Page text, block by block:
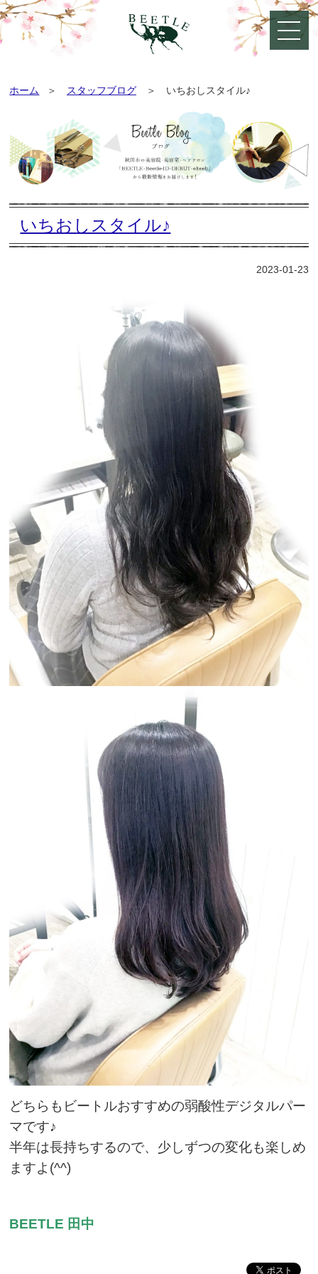
ホーム スタッフブログ いちおしスタイル♪
いちおしスタイル♪
2023-01-23
どちらもビートルおすすめの弱酸性デジタルパー
マです♪
半年は長持ちするので、少しずつの変化も楽しめ
ますよ(^^)
BEETLE 田中